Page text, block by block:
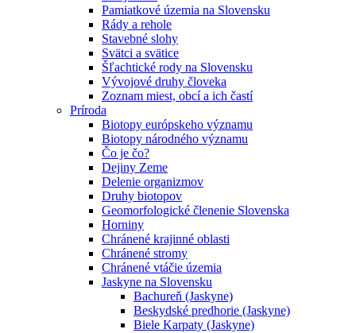
Pamiatkové územia na Slovensku
Rády a rehole
Stavebné slohy
Svätci a svätice
Šľachtické rody na Slovensku
Vývojové druhy človeka
Zoznam miest, obcí a ich častí
Príroda
Biotopy európskeho významu
Biotopy národného významu
Čo je čo?
Dejiny Zeme
Delenie organizmov
Druhy biotopov
Geomorfologické členenie Slovenska
Horniny
Chránené krajinné oblasti
Chránené stromy
Chránené vtáčie územia
Jaskyne na Slovensku
Bachureň (Jaskyne)
Beskydské predhorie (Jaskyne)
Biele Karpaty (Jaskyne)